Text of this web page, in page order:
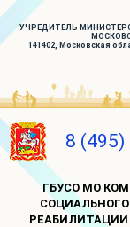
УЧРЕДИТЕЛЬ
141402, Московская
8 (495)
ГБУСО МО